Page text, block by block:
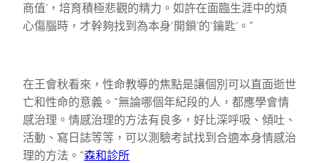
商值’，培育積極悲觀的精力。如許在面臨生涯中的煩
心傷腦時，才幹夠找到為本身‘開鎖’的‘鑰匙’。”
在王會秋看來，性命教導的焦點是讓個別可以直面逝世
亡和性命的意義。“無論哪個年紀段的人，都應學會情
感治理。情感治理的方法有良多，好比深呼吸、傾吐、
活動、寫日誌等等，可以測驗考試找到合適本身情感治
理的方法。”森和診所